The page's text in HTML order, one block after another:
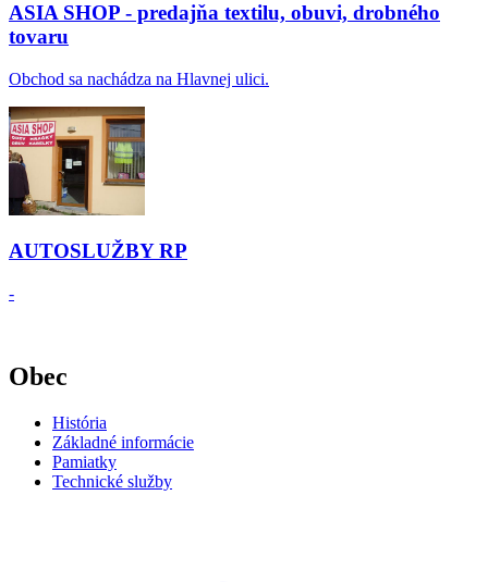
ASIA SHOP - predajňa textilu, obuvi, drobného
tovaru
Obchod sa nachádza na Hlavnej ulici.
AUTOSLUŽBY RP
-
Obec
História
Základné informácie
Pamiatky
Technické služby